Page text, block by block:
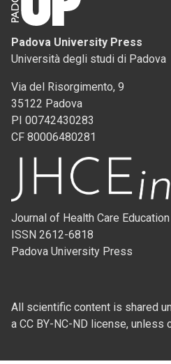
Padova University Press
Università degli studi di Padova
Via del Risorgimento, 9
35122 Padova
PI 00742430283
CF 80006480281
Journal of Health Care
ISSN 2612-6818
Padova University Press
All scientific content is shared
a CC BY-NC-ND license, unless